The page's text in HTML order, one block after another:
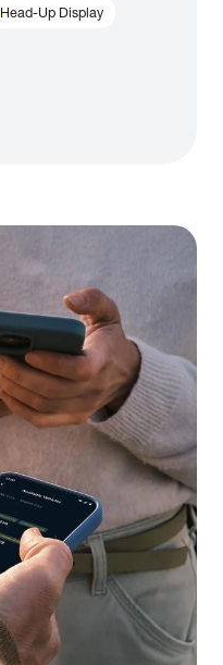
Head-Up Display